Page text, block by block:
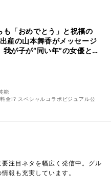
も「おめでとう」と祝福の
産の山本舞香がメッセージ
我が子が“同い年”の女優と
には2年在籍した所属事務所
能
金!? スペシャルコラボビジュアル公
注目ネタを幅広く発信中。グル
報も充実しています。